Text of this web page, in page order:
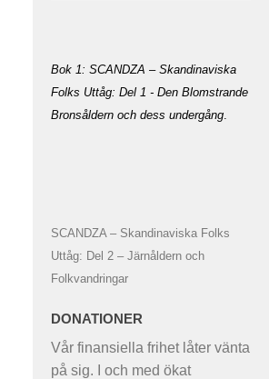
Bok 1: SCANDZA – Skandinaviska
Folks Uttåg: Del 1 - Den Blomstrande
Bronsåldern och dess undergång.
SCANDZA – Skandinaviska Folks
Uttåg: Del 2 – Järnåldern och
Folkvandringar
DONATIONER
Vår finansiella frihet låter vänta
på sig. I och med ökat